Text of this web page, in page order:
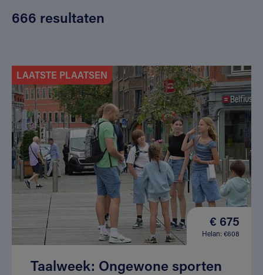
666 resultaten
LAATSTE PLAATSEN
€ 675
Helan: €608
Taalweek: Ongewone sporten